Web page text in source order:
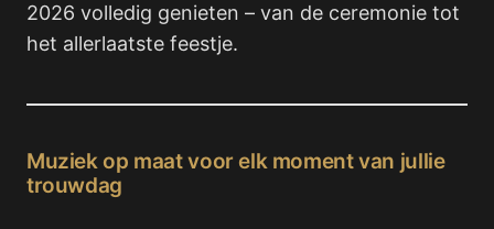
2026 volledig genieten – van de ceremonie tot
het allerlaatste feestje.
Muziek op maat voor elk moment van jullie
trouwdag